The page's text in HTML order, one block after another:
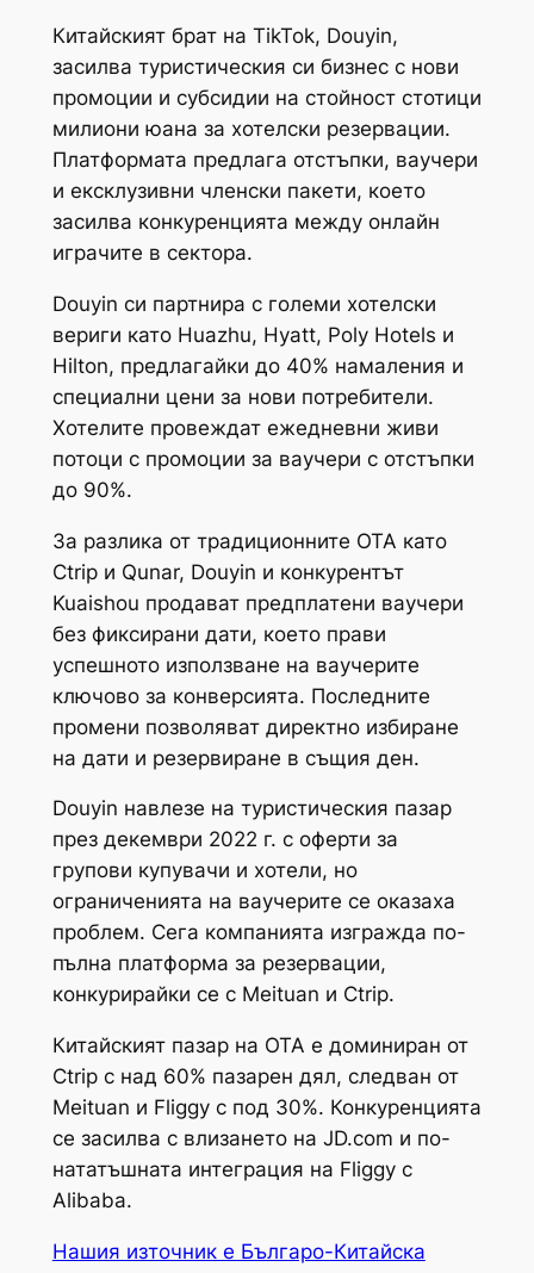
Китайският брат на TikTok, Douyin,
засилва туристическия си бизнес с нови
промоции и субсидии на стойност стотици
милиони юана за хотелски резервации.
Платформата предлага отстъпки, ваучери
и ексклузивни членски пакети, което
засилва конкуренцията между онлайн
играчите в сектора.
Douyin си партнира с големи хотелски
вериги като Huazhu, Hyatt, Poly Hotels и
Hilton, предлагайки до 40% намаления и
специални цени за нови потребители.
Хотелите провеждат ежедневни живи
потоци с промоции за ваучери с отстъпки
до 90%.
За разлика от традиционните OTA като
Ctrip и Qunar, Douyin и конкурентът
Kuaishou продават предплатени ваучери
без фиксирани дати, което прави
успешното използване на ваучерите
ключово за конверсията. Последните
промени позволяват директно избиране
на дати и резервиране в същия ден.
Douyin навлезе на туристическия пазар
през декември 2022 г. с оферти за
групови купувачи и хотели, но
ограниченията на ваучерите се оказаха
проблем. Сега компанията изгражда по-
пълна платформа за резервации,
конкурирайки се с Meituan и Ctrip.
Китайският пазар на OTA е доминиран от
Ctrip с над 60% пазарен дял, следван от
Meituan и Fliggy с под 30%. Конкуренцията
се засилва с влизането на JD.com и по-
нататъшната интеграция на Fliggy с
Alibaba.
Нашия източник е Българо-Китайска